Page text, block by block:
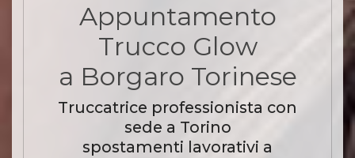
Appuntamento
Trucco Glow
a Borgaro Torinese
Truccatrice professionista con
sede a Torino
spostamenti lavorativi a